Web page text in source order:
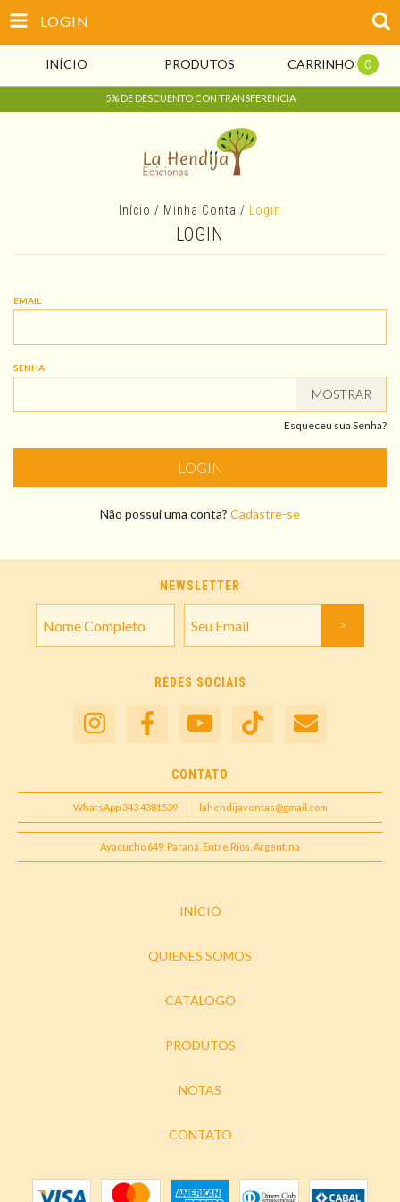
LOGIN
INÍCIO PRODUTOS CARRINHO 0
5% DE DESCUENTO CON TRANSFERENCIA
Início / Minha Conta / Login
LOGIN
EMAIL
SENHA
MOSTRAR
Esqueceu sua Senha?
Não possui uma conta? Cadastre-se
NEWSLETTER
REDES SOCIAIS
CONTATO
WhatsApp 343 4381539 lahendijaventas@gmail.com
Ayacucho 649, Paraná, Entre Ríos, Argentina
INÍCIO
QUIENES SOMOS
CATÁLOGO
PRODUTOS
NOTAS
CONTATO